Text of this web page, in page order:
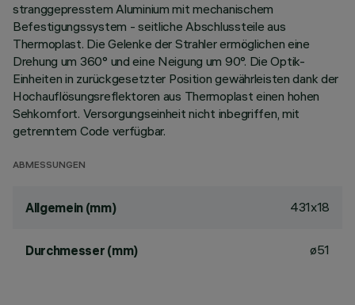
stranggepresstem Aluminium mit mechanischem
Befestigungssystem - seitliche Abschlussteile aus
Thermoplast. Die Gelenke der Strahler ermöglichen eine
Drehung um 360° und eine Neigung um 90°. Die Optik-
Einheiten in zurückgesetzter Position gewährleisten dank der
Hochauflösungsreflektoren aus Thermoplast einen hohen
Sehkomfort. Versorgungseinheit nicht inbegriffen, mit
getrenntem Code verfügbar.
ABMESSUNGEN
Allgemein (mm) 431x18
Durchmesser (mm) ø51